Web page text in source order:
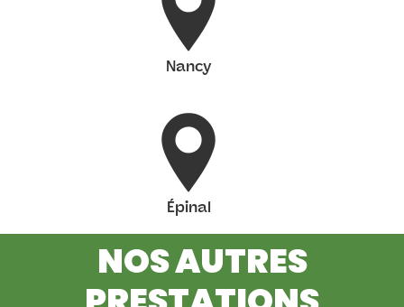
Nancy
Épinal
NOS AUTRES